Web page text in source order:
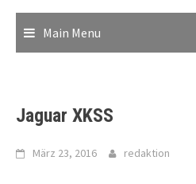
Main Menu
Jaguar XKSS
März 23, 2016 redaktion